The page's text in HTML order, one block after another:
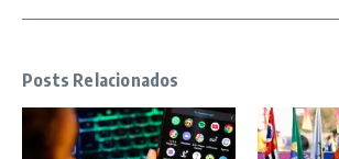
Posts Relacionados